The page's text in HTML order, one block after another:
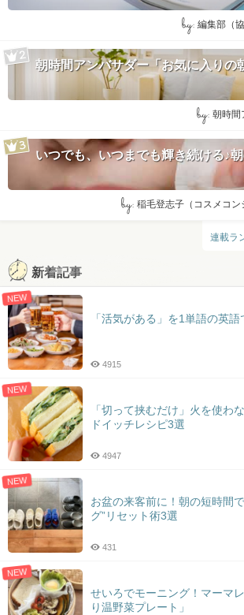
by: 編集部（
朝時間アンバサダー「お気に入りの
by: 朝時間
いつでも、いつまでも輝き続ける♪
by: 稲毛登志子（コスメコン
連載ラ
新着記事
NEW
「活気がある」を1単語の英語
4915
NEW
「切って挟むだけ」火を使わ
ドイッチレシピ3選
4947
NEW
お盆の来客前に！朝の短時間
グ”リセット術3選
431
NEW
せいろでモーニング！マーマ
り温野菜プレート」